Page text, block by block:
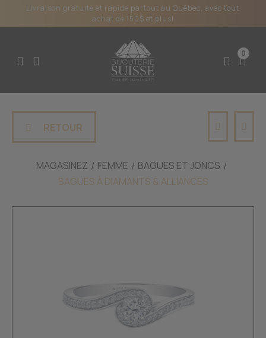
Livraison gratuite et rapide partout au Québec, avec tout
achat de 150$ et plus!
0
RETOUR
MAGASINEZ FEMME
BAGUES ET JONCS
BAGUES À DIAMANTS & ALLIANCES